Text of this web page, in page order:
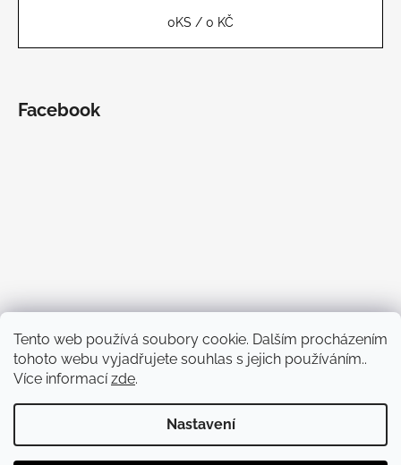
Tento web používá soubory cookie. Dalším procházením
tohoto webu vyjadřujete souhlas s jejich používáním..
Více informacízde.
Nastavení
0KS / 0 KČ
Facebook